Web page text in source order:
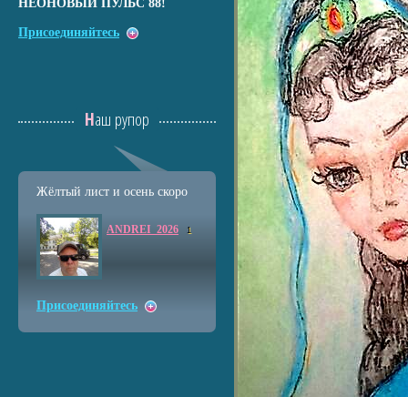
НЕОНОВЫЙ ПУЛЬС 88!
Присоединяйтесь
Наш рупор
Жёлтый лист и осень скоро
ANDREI_2026 1
Присоединяйтесь